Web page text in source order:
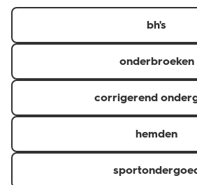
er in diverse kleuren, designs en
bh's
onderbroeken
corrigerend
hemden